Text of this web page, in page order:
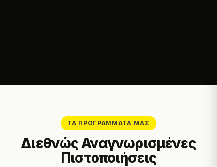
ΤΑ ΠΡΟΓΡΆΜΜΑΤΆ ΜΑΣ
Διεθνώς Αναγνωρισμένες
Πιστοποιήσεις